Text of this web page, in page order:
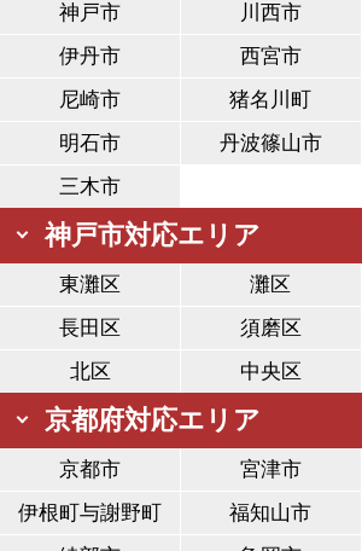
神戸市 川西市
伊丹市
西宮市
尼崎市
猪名川町
明石市
丹波篠山市
三木市
神戸市対応エリア
東灘区 灘区
長田区
須磨区
北区
中央区
京都府対応エリア
京都市 宮津市
伊根町与謝野町
福知山市